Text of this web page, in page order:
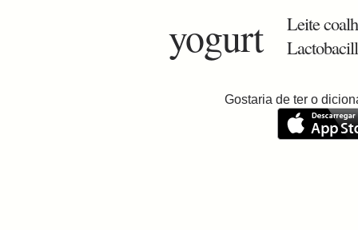
yogurt
Leite
Gostaria de ter o